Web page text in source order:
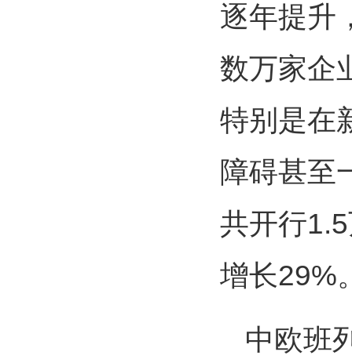
逐年提升
数万家企
特别是在
障碍甚至
共开行
增长29%
中欧班